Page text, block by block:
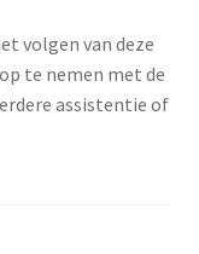
volgen van deze
te nemen met de
assistentie of